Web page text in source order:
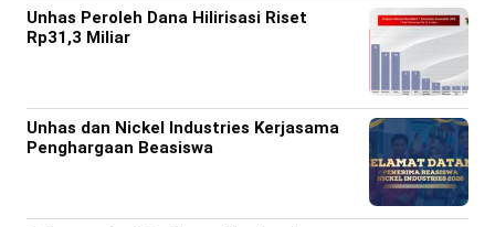
Unhas Peroleh Dana Hilirisasi Riset
Rp31,3 Miliar
Unhas dan Nickel Industries Kerjasama
Penghargaan Beasiswa